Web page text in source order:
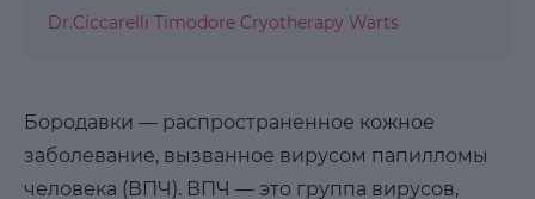
Dr.Ciccarelli Timodore Cryotherapy Warts
Бородавки — распространенное кожное
заболевание, вызванное вирусом папилломы
человека (ВПЧ). ВПЧ — это группа вирусов,